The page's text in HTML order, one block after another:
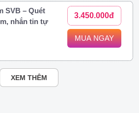
SVB – Quét
nhắn tin tự
3.450.000đ
MUA NGAY
XEM THÊM